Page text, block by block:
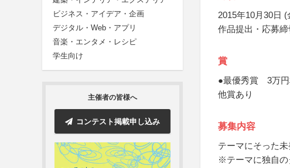
ビジネス・アイデア・企画
デジタル・Web・アプリ
音楽・エンタメ・レシピ
学生向け
主催者の皆様へ
コンテスト掲載申し込み
2015年10月30日 (
作品提出・応募
賞
●最優秀賞 3万円
他賞あり
募集内容
テーマにそった
※テーマに独自の